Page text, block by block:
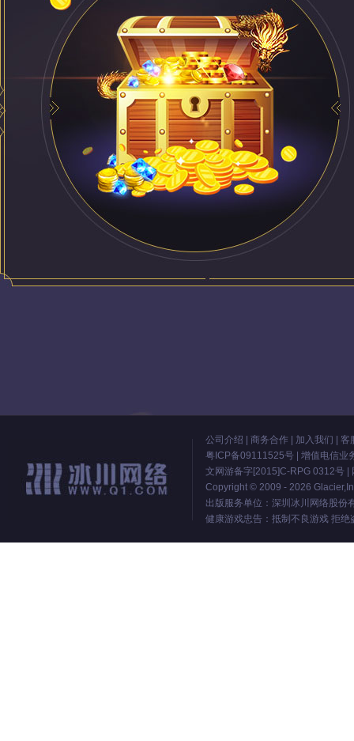
公司介绍 商务合作 加入我们
客
粤ICP备09111525号 | 增值电信业
文网游备字[2015]C-RPG 0312号 |
Copyright © 2009 - 2026
出版服务单位：深圳冰川网络股份
健康游戏忠告：抵制不良游戏 拒